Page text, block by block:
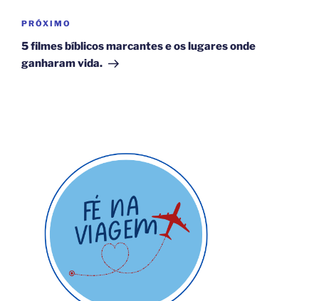
Próximo
post
PRÓXIMO
5 filmes bíblicos marcantes e os lugares onde
ganharam vida.